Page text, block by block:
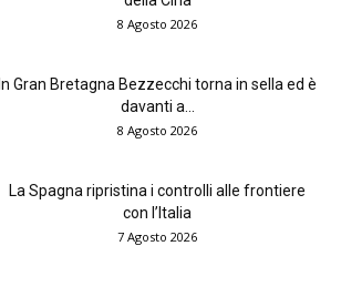
8 Agosto 2026
In Gran Bretagna Bezzecchi torna in sella ed è
davanti a...
8 Agosto 2026
La Spagna ripristina i controlli alle frontiere
con l’Italia
7 Agosto 2026